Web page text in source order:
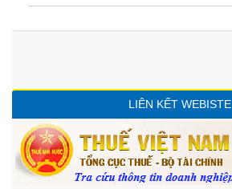
LIÊN KẾT WEBISTE